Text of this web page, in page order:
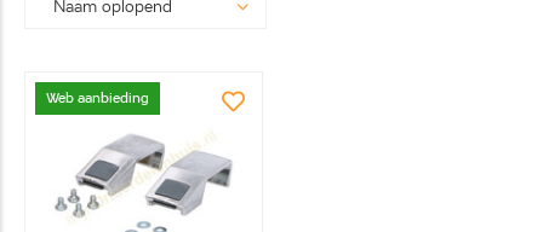
Web aanbieding